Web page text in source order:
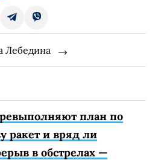
Лебедина
план по
ракет и вряд ли
в обстрелах —